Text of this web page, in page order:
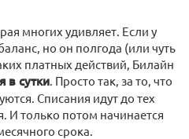
многих удивляет. Если у
но он полгода (или чуть
платных действий, Билайн
в сутки. Просто так, за то, что
Списания идут до тех
И только потом начинается
срока.